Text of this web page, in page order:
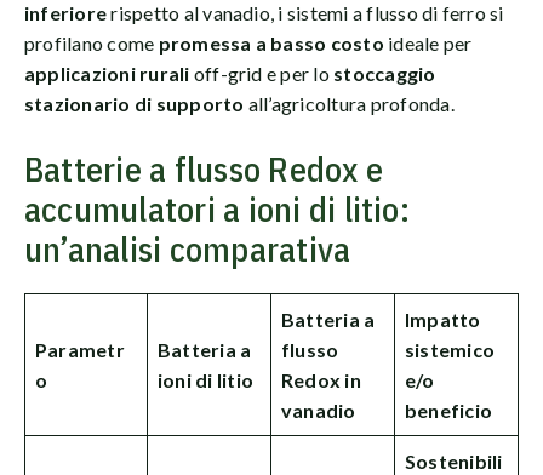
inferiorerispetto al vanadio, i sistemi a flusso di ferro si
profilano come promessa a basso costo ideale per
applicazioni rurali off-grid e per lo stoccaggio
stazionario di supporto all’agricoltura profonda.
Batterie a flusso Redox e
accumulatori a ioni di litio:
un’analisi comparativa
Parametr
o
Batteria a
ioni di litio
Batteria a
flusso
Redox in
vanadio
Impatto
sistemico
e/o
beneficio
Sostenibili